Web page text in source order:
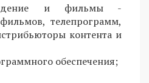
и фильмы -
телепрограмм,
контента и
обеспечения;